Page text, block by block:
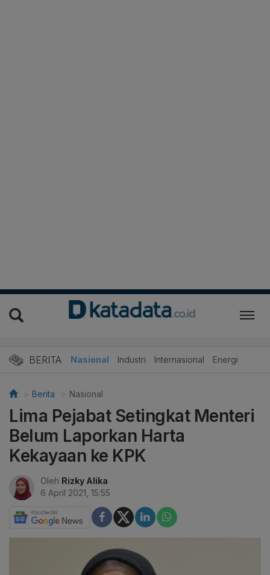
BERITA Nasional Industri Internasional Energi
Berita Nasional
Lima Pejabat Setingkat Menteri
Belum Laporkan Harta
Kekayaan ke KPK
Oleh Rizky Alika
6 April 2021, 15:55